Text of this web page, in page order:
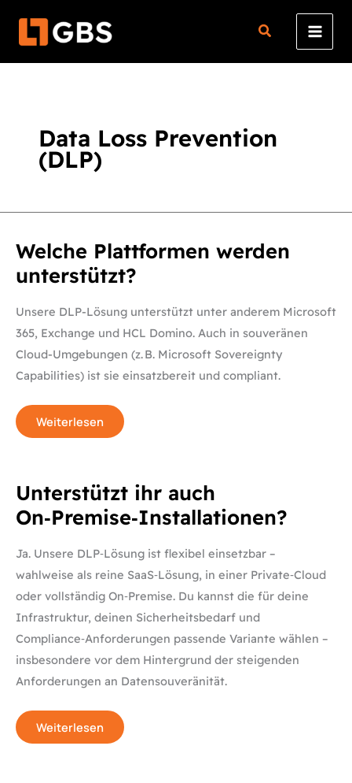
Inhalt
Data Loss Prevention
(DLP)
Welche Plattformen werden
unterstützt?
Unsere DLP-Lösung unterstützt unter anderem Microsoft
365, Exchange und HCL Domino. Auch in souveränen
Cloud-Umgebungen (z. B. Microsoft Sovereignty
Capabilities) ist sie einsatzbereit und compliant.
Welche
Plattformen
werden
unterstützt?
Weiterlesen
Unterstützt ihr auch
On‑Premise‑Installationen?
Ja. Unsere DLP‑Lösung ist flexibel einsetzbar –
wahlweise als reine SaaS‑Lösung, in einer Private‑Cloud
oder vollständig On‑Premise. Du kannst die für deine
Infrastruktur, deinen Sicherheitsbedarf und
Compliance‑Anforderungen passende Variante wählen –
insbesondere vor dem Hintergrund der steigenden
Anforderungen an Datensouveränität.
Unterstützt
ihr
auch
On‑Premise‑Installationen?
Weiterlesen